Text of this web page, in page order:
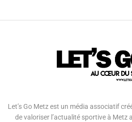
Let’s Go Metz est un média associatif
de valoriser l’actualité sportive à Metz